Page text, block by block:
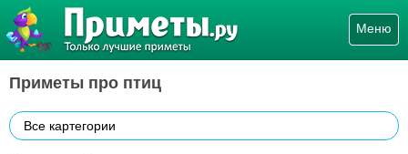
Меню
Приметы про птиц
Все картегории